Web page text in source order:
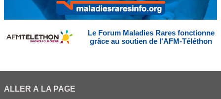
Le Forum Maladies Rares fonctionne
grâce au soutien de l'AFM-Téléthon
ALLER À LA PAGE